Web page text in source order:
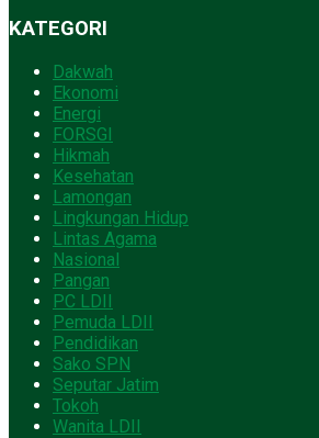
KATEGORI
Dakwah
Ekonomi
Energi
FORSGI
Hikmah
Kesehatan
Lamongan
Lingkungan Hidup
Lintas Agama
Nasional
Pangan
PC LDII
Pemuda LDII
Pendidikan
Sako SPN
Seputar Jatim
Tokoh
Wanita LDII